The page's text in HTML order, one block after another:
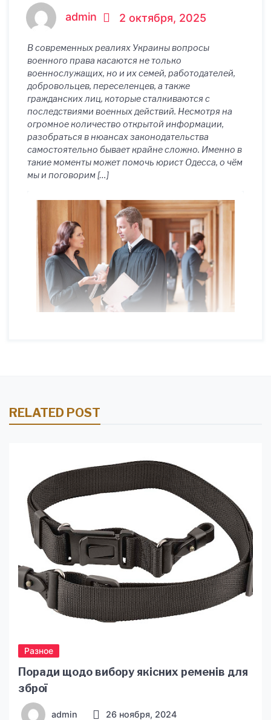
юриста по военному праву
admin 2 октября, 2025
В современных реалиях Украины вопросы
военного права касаются не только
военнослужащих, но и их семей, работодателей,
добровольцев, переселенцев, а также
гражданских лиц, которые сталкиваются с
последствиями военных действий. Несмотря на
огромное количество открытой информации,
разобраться в нюансах законодательства
самостоятельно бывает крайне сложно. Именно в
такие моменты может помочь юрист Одесса, о чём
мы и поговорим […]
RELATED POST
Разное
Поради щодо вибору якісних ременів для
зброї
admin 26 ноября, 2024